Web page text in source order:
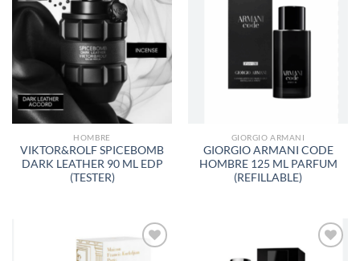
AÑADIR
A LA
LISTA
DE
DESEOS
HOMBRE
VIKTOR&ROLF SPICEBOMB
DARK LEATHER 90 ML EDP
(TESTER)
AÑADIR
LISTA
GIORGIO ARMANI
GIORGIO ARMANI CODE
HOMBRE 125 ML PARFUM
(REFILLABLE)